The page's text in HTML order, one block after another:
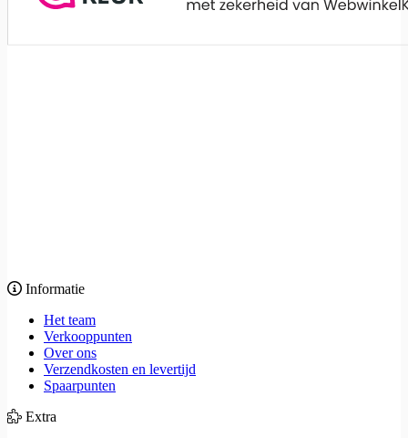
Informatie
Het team
Verkooppunten
Over ons
Verzendkosten en levertijd
Spaarpunten
Extra